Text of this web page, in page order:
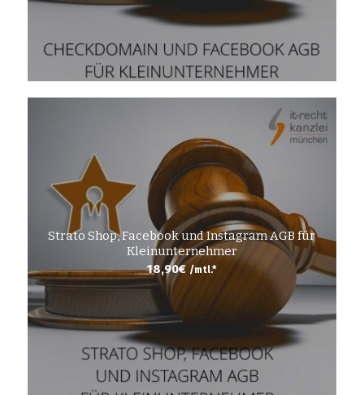
Strato Shop, Facebook und Instagram AGB für
Kleinunternehmer
18,90€ /mtl.*